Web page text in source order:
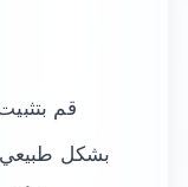
قم
سجل دخولك لـ Instagram بشكل طبيعي